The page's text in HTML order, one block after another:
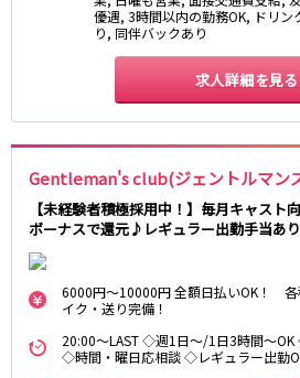
優遇, 3時間以内の勤務OK, ドリン
り, 同伴バックあり
求人詳細を見る
Gentleman's club(ジェントルマン
【未経験者積極採用中！】毎月キャスト
ボーナスで還元♪レギュラー出勤手当あ
6000円～10000円 全額日払いOK！
イク・送り完備！
20:00～LAST ◇週1日～/1日3時間～
◇時間・曜日応相談 ◇レギュラー出勤
湯島駅
綾瀬駅
町屋駅
乃木坂駅
都営新宿線
新宿三丁目駅
岩本町駅
小川町駅
森下駅
秋葉原駅
北千住駅